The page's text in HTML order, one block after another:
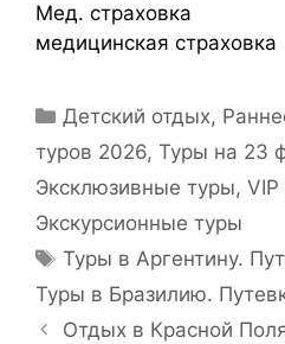
Мед. страховка
медицинская страховка
Детский отдых,
туров 2026, Туры на 23
Эксклюзивные туры, VIP
Экскурсионные туры
Туры в Аргентину.
Туры в Бразилию.
Отдых в Красной